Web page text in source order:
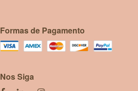
Formas de Pagamento
Nos Siga